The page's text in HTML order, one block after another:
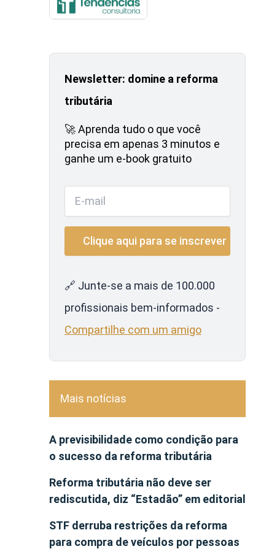
Newsletter: domine a reforma
tributária
🚀 Aprenda tudo o que você
precisa em apenas 3 minutos e
ganhe um e-book gratuito
🔗 Junte-se a mais de 100.000
profissionais bem-informados -
Compartilhe com um amigo
Mais notícias
A previsibilidade como condição para
o sucesso da reforma tributária
Reforma tributária não deve ser
rediscutida, diz “Estadão” em editorial
STF derruba restrições da reforma
para compra de veículos por pessoas